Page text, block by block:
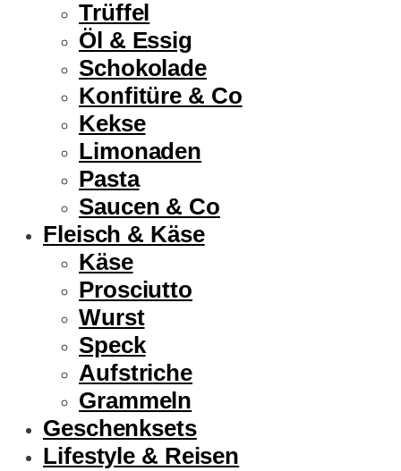
Trüffel
Öl & Essig
Schokolade
Konfitüre & Co
Kekse
Limonaden
Pasta
Saucen & Co
Fleisch & Käse
Käse
Prosciutto
Wurst
Speck
Aufstriche
Grammeln
Geschenksets
Lifestyle & Reisen